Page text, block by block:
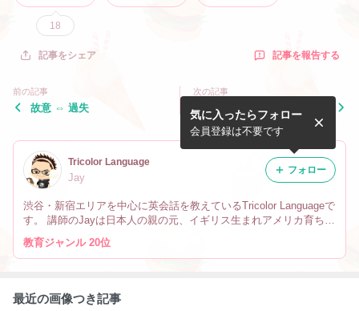
18
記事をシェア 記事を報告する
前の記事
故意 ⇔ 過失
次の記事
ポンド⇒キログラム計算方法
Tricolor Language
Jay
渋谷・新宿エリアを中心に英会話を教えているTricolor Languageで
す。 講師のJayは日本人の親の元、イギリス生まれアメリカ育ちで
す。 なので英会話だけでなく、文化や英語の微妙なニュアンスの
違い、海外生活の事も教えています。
気に入ったらフォロー
会員登録は不要です
フォロー
教育ジャンル 20位
最近の画像つき記事